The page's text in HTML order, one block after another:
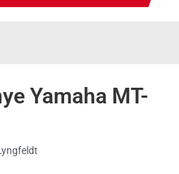
Yamaha MT-